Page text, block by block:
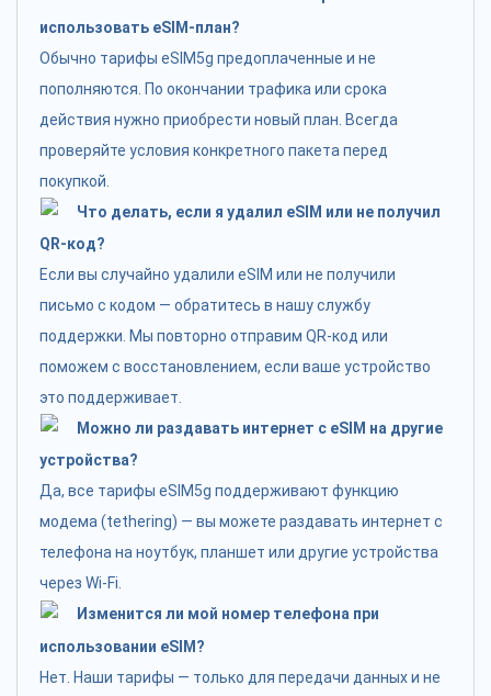
использовать eSIM-план?
Обычно тарифы eSIM5g предоплаченные и не
пополняются. По окончании трафика или срока
действия нужно приобрести новый план. Всегда
проверяйте условия конкретного пакета перед
покупкой.
Что делать, если я удалил eSIM или не получил
QR-код?
Если вы случайно удалили eSIM или не получили
письмо с кодом — обратитесь в нашу службу
поддержки. Мы повторно отправим QR-код или
поможем с восстановлением, если ваше устройство
это поддерживает.
Можно ли раздавать интернет с eSIM на другие
устройства?
Да, все тарифы eSIM5g поддерживают функцию
модема (tethering) — вы можете раздавать интернет с
телефона на ноутбук, планшет или другие устройства
через Wi-Fi.
Изменится ли мой номер телефона при
использовании eSIM?
Нет. Наши тарифы — только для передачи данных и не